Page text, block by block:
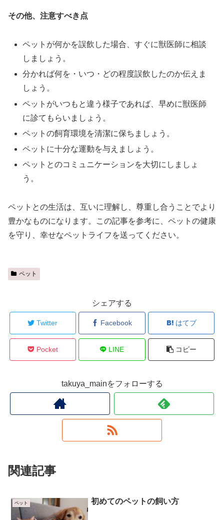
その他、注意すべき点
ペットが何かを誤飲した場合、すぐに獣医師に相談
しましょう。
分かれば何を・いつ・どの程度誤飲したのか伝えま
しょう。
ペットがいつもと違う様子であれば、早めに獣医師
に診てもらいましょう。
ペットの飼育環境を清潔に保ちましょう。
ペットに十分な運動を与えましょう。
ペットとのコミュニケーションを大切にしましょ
う。
ペットとの生活は、互いに理解し、尊重し合うことでより
豊かなものになります。この記事を参考に、ペットの健康
を守り、幸せなペットライフを送ってください。
ペット
シェアする
Twitter Facebook はてブ
Pocket LINE コピー
takuya_mainをフォローする
関連記事
ペット 初めてのペットの飼い方